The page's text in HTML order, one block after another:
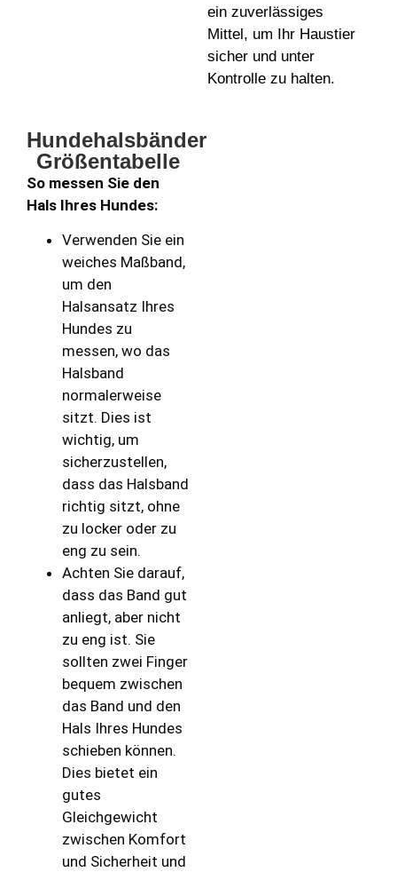
ein zuverlässiges
Mittel, um Ihr Haustier
sicher und unter
Kontrolle zu halten.
Hundehalsbänder
Größentabelle
So messen Sie den
Hals Ihres Hundes:
Verwenden Sie ein
weiches Maßband,
um den
Halsansatz Ihres
Hundes zu
messen, wo das
Halsband
normalerweise
sitzt. Dies ist
wichtig, um
sicherzustellen,
dass das Halsband
richtig sitzt, ohne
zu locker oder zu
eng zu sein.
Achten Sie darauf,
dass das Band gut
anliegt, aber nicht
zu eng ist. Sie
sollten zwei Finger
bequem zwischen
das Band und den
Hals Ihres Hundes
schieben können.
Dies bietet ein
gutes
Gleichgewicht
zwischen Komfort
und Sicherheit und